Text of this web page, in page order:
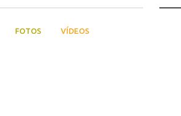
FOTOS VÍDEOS